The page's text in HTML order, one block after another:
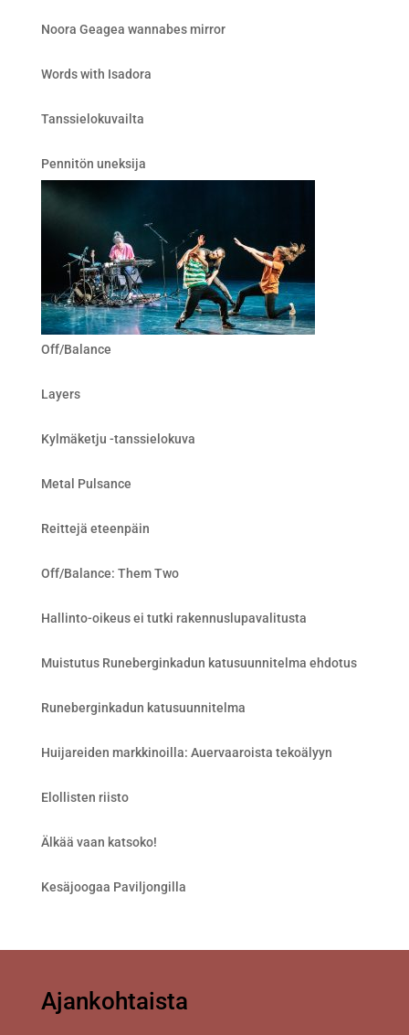
Noora Geagea wannabes mirror
Words with Isadora
Tanssielokuvailta
Pennitön uneksija
Off/Balance
Layers
Kylmäketju -tanssielokuva
Metal Pulsance
Reittejä eteenpäin
Off/Balance: Them Two
Hallinto-oikeus ei tutki rakennuslupavalitusta
Muistutus Runeberginkadun katusuunnitelma ehdotus
Runeberginkadun katusuunnitelma
Huijareiden markkinoilla: Auervaaroista tekoälyyn
Elollisten riisto
Älkää vaan katsoko!
Kesäjoogaa Paviljongilla
Ajankohtaista